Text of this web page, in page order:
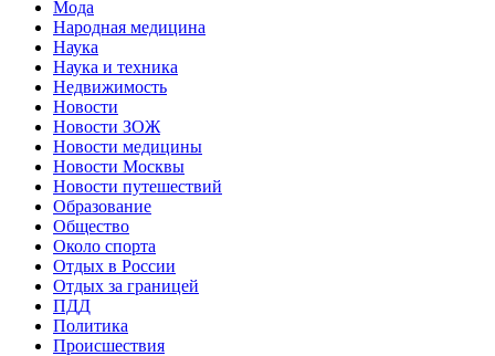
Мода
Народная медицина
Наука
Наука и техника
Недвижимость
Новости
Новости ЗОЖ
Новости медицины
Новости Москвы
Новости путешествий
Образование
Общество
Около спорта
Отдых в России
Отдых за границей
ПДД
Политика
Происшествия